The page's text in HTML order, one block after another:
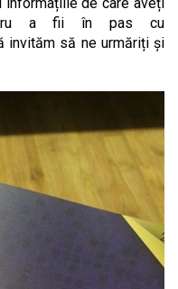
a fii în pas cu
invităm să ne urmăriți și